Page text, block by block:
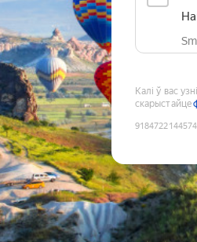
Калі ў вас
скарыстайце